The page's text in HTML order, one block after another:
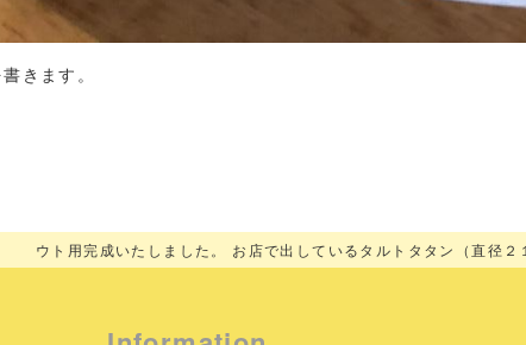
きます。
ウト用完成いたしました。 お店で出しているタルトタタン（直径